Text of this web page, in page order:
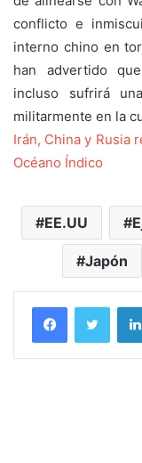
conflicto e
interno chino en
han advertido
incluso sufrirá
militarmente en la
Irán, China y Rusia
Océano Índico
EE.UU
Japón
Facebook